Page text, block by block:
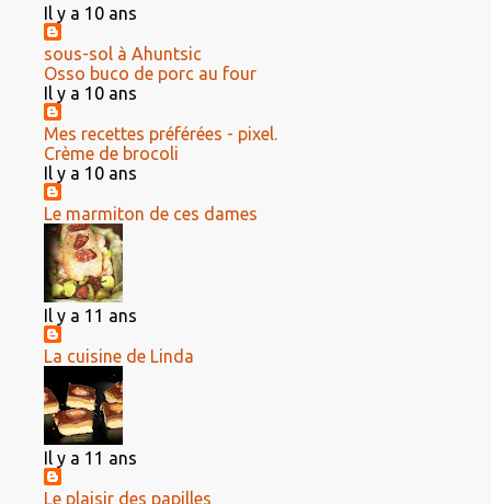
Il y a 10 ans
sous-sol à Ahuntsic
Osso buco de porc au four
Il y a 10 ans
Mes recettes préférées - pixel.
Crème de brocoli
Il y a 10 ans
Le marmiton de ces dames
Il y a 11 ans
La cuisine de Linda
Il y a 11 ans
Le plaisir des papilles